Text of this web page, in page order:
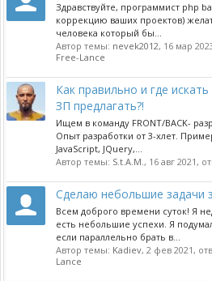
Здравствуйте, программист php
коррекцию ваших проектов)
человека который бы...
Автор темы: nevek2012, 16 мар
Free-Lance
Как правильно и где
ЗП предлагать?!
Ищем в команду FRONT/BACK-
Опыт разработки от 3-хлет.
JavaScript, JQuery,...
Автор темы: S.t.A.M., 16 авг 2021,
Сделаю небольшие задачи
Всем доброго времени суток! Я
есть небольшие успехи. Я
если параллельно брать в...
Автор темы: Kadiev, 2 фев 2021,
Lance